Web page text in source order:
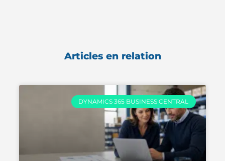
Articles en relation
DYNAMICS 365 BUSINESS CENTRAL